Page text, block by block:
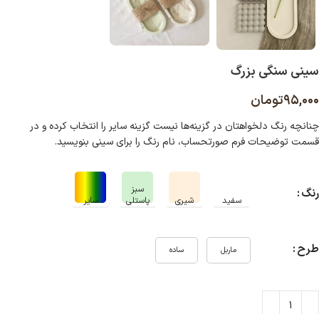
سینی سنگی بزرگ
۹۵,۰۰۰تومان
چنانچه رنگ دلخواهتان در گزینه‌ها نیست گزینه سایر را انتخاب کرده و در
قسمت توضیحات فرم صورتحساب، نام رنگ را برای سینی بنویسید.
رنگ
طرح ماربل ساده